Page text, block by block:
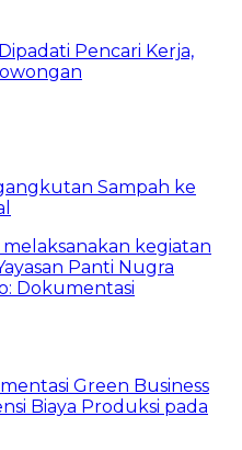
Pencari Kerja,
Sampah ke
Green Business
Biaya Produksi pada